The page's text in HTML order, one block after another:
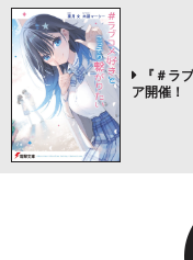
『＃ラ
ア開催！